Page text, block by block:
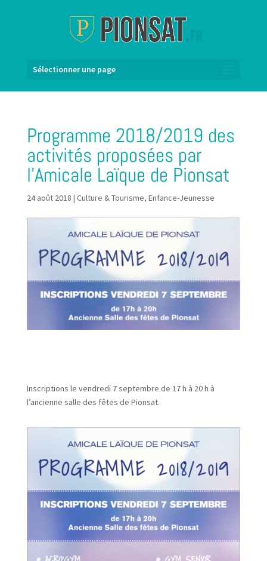
Sélectionner une page
Programme 2018/2019 des
activités proposées par
l’Amicale Laïque de Pionsat
24 août 2018 | Culture & Tourisme, Enfance-Jeunesse
Inscriptions le vendredi 7 septembre de 17 h à 20 h à
l’ancienne salle des fêtes de Pionsat.